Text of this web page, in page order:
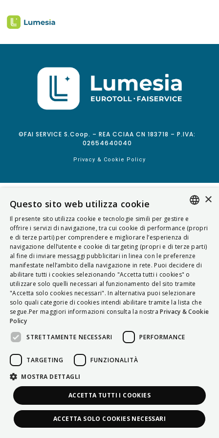
©FAI SERVICE S.Coop. – REA CCIAA CN 183718 – P.IVA:
02654640040
Privacy & Cookie Policy
ITALIAN
ENGLISH
FRENCH
HUNGARIAN
DEUTSCH
POLSKI
PORTUGUÊS
×
Questo sito web utilizza cookie
Il presente sito utilizza cookie e tecnologie simili per gestire e
offrire i servizi di navigazione, tra cui cookie di performance (propri
e di terze parti) per comprendere e migliorare l’esperienza di
navigazione dell’utente e cookie di targeting (propri e di terze parti)
al fine di inviare messaggi pubblicitari in linea con le preferenze
manifestate nell’ambito della navigazione in rete. Puoi decidere di
abilitare tutti i cookies selezionando "Accetta tutti i cookies" o
utilizzare solo quelli necessari al funzionamento del sito tramite
"Accetta solo cookies necessari". In alternativa puoi selezionare
solo quali categorie di cookies intendi abilitare tramite la lista che
segue.Per maggiori informazioni consulta la nostra Privacy & Cookie
Policy
STRETTAMENTE NECESSARI
PERFORMANCE
TARGETING FUNZIONALITÀ
MOSTRA DETTAGLI
ACCETTA TUTTI I COOKIES
ACCETTA SOLO COOKIES NECESSARI